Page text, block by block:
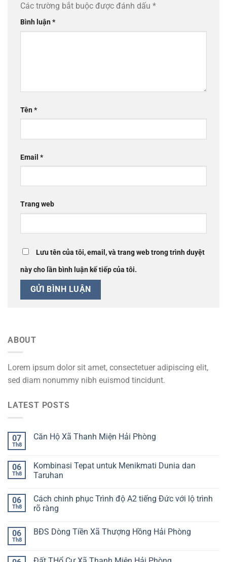
Các trường bắt buộc được đánh dấu *
Bình luận*
Tên*
Email *
Trang web
Lưu tên của tôi, email, và trang web trong trình duyệt
này cho lần bình luận kế tiếp của tôi.
ABOUT
Lorem ipsum dolor sit amet, consectetuer adipiscing elit,
sed diam nonummy nibh euismod tincidunt.
LATEST POSTS
07
Th8
Căn Hộ Xã Thanh Miện Hải Phòng
06
Th8
Kombinasi Tepat untuk Menikmati Dunia dan
Taruhan
06
Th8
Cách chinh phục Trình độ A2 tiếng Đức với lộ trình
rõ ràng
06
Th8
BĐS Dòng Tiền Xã Thượng Hồng Hải Phòng